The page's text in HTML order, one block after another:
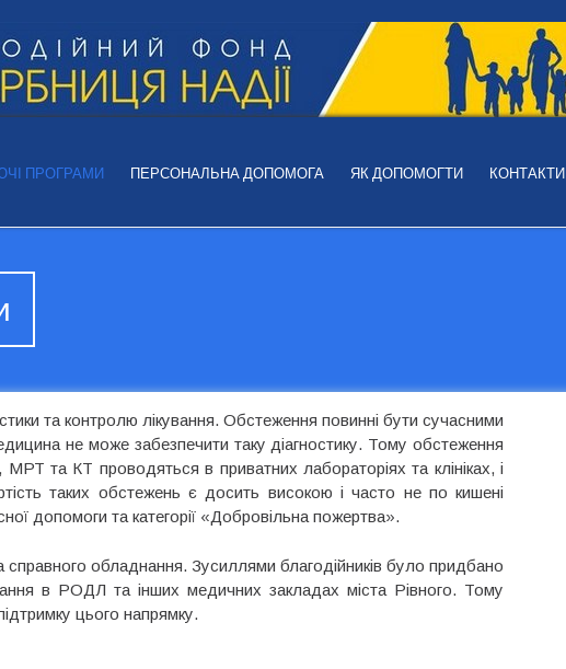
ПРОГРАМИ ПЕРСОНАЛЬНА ДОПОМОГА ЯК ДОПОМОГТИ КОНТАКТИ
та контролю лікування. Обстеження повинні бути сучасними
не може забезпечити таку діагностику. Тому обстеження
МРТ та КТ проводяться в приватних лабораторіях та клініках, і
таких обстежень є досить високою і часто не по кишені
допомоги та категорії «Добровільна пожертва».
обладнання. Зусиллями благодійників було придбано
в РОДЛ та інших медичних закладах міста Рівного. Тому
цього напрямку.